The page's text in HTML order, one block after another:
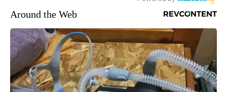
Around the Web